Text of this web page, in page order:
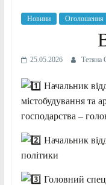
Новини Оголошення
25.05.2026 Тетяна
Начальник
містобудування та
господарства –
Начальник
політики
Головний